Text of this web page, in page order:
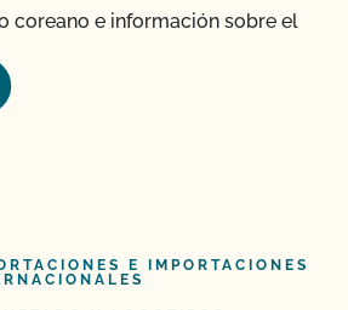
coreano e información sobre el
E IMPORTACIONES